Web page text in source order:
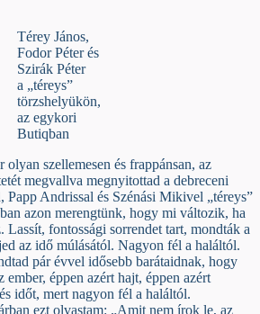
Térey János,
Fodor Péter és
Szirák Péter
a „téreys”
törzshelyükön,
az egykori
Butiqban
szellemesen és frappánsan, az
megvallva megnyitottad a debreceni
Andrissal és Szénási Mikivel „téreys”
azon merengtünk, hogy mi változik, ha
Lassít, fontossági sorrendet tart, mondták a
az idő múlásától. Nagyon fél a haláltól.
pár évvel idősebb barátaidnak, hogy
ember, éppen azért hajt, éppen azért
időt, mert nagyon fél a haláltól.
ezt olvastam: „Amit nem írok le, az